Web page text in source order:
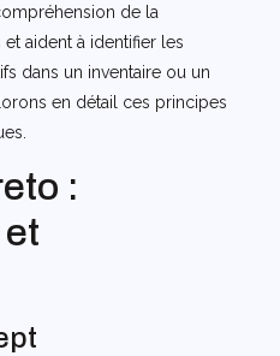
de la
aident à identifier les
dans un inventaire ou un
en détail ces principes
: